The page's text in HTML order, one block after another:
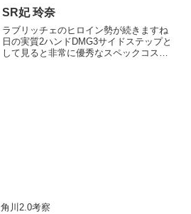
トップデッキまとめ...
SR妃 玲奈
ラブリッチェのヒロイン勢が続きますね
日の実質2ハンドDMG3サイドステップと
して見ると非常に優秀なスペックコスト
角川2.0考察